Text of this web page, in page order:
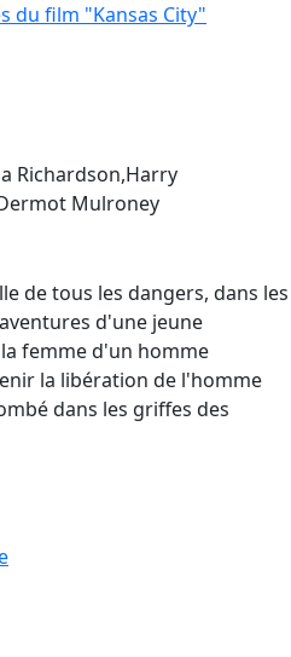
du film "Kansas City"
Richardson,Harry
Mulroney
de tous les dangers, dans les
d'une jeune
femme d'un homme
la libération de l'homme
dans les griffes des